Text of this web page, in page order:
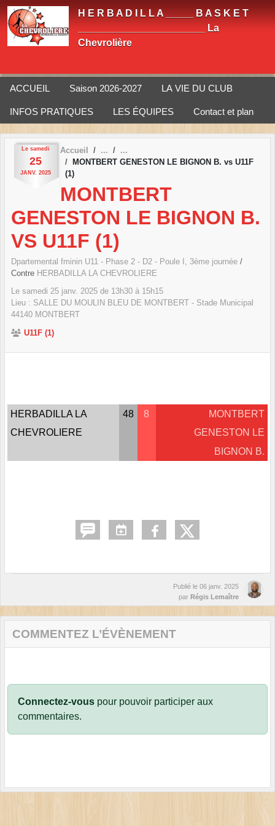
H E R B A D I L L A _____ B A S K E T
_______________________ La
Chevrolière
ACCUEIL Saison 2026-2027 LA VIE DU CLUB
INFOS PRATIQUES LES ÉQUIPES Contact et plan
Le samedi
25
JANV. 2025
Accueil
MONTBERT GENESTON LE BIGNON B. vs U11F
(1)
MONTBERT
GENESTON LE BIGNON B.
VS U11F (1)
Dpartemental fminin U11 - Phase 2 - D2 - Poule I, 3ème journée /
Contre HERBADILLA LA CHEVROLIERE
Le samedi 25 janv. 2025 de 13h30 à 15h15
Lieu : SALLE DU MOULIN BLEU DE MONTBERT - Stade Municipal
44140 MONTBERT
U11F (1)
HERBADILLA LA
CHEVROLIERE
48 8
MONTBERT
GENESTON LE
BIGNON B.
Publié le 06 janv. 2025
par Régis Lemaître
COMMENTEZ L’ÉVÈNEMENT
Connectez-vous pour pouvoir participer aux
commentaires.
Panneau de gestion des cookies